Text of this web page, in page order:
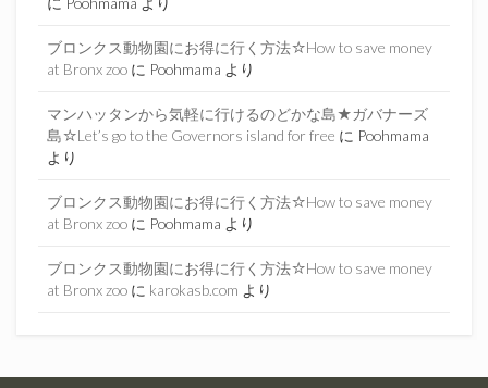
ブロンクス動物園にお得に行く方法☆How to save money
at Bronx zoo に Poohmama より
マンハッタンから気軽に行けるのどかな島★ガバナーズ
島☆Let’s go to the Governors island for free に Poohmama
より
ブロンクス動物園にお得に行く方法☆How to save money
at Bronx zoo に Poohmama より
ブロンクス動物園にお得に行く方法☆How to save money
at Bronx zoo に karokasb.com より